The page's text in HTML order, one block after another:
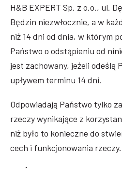
H&B EXPERT Sp. z o.o., ul.
Będzin niezwłocznie, a w
niż 14 dni od dnia, w którym
Państwo o odstąpieniu od
jest zachowany, jeżeli odeślą
upływem terminu 14 dni.
Odpowiadają Państwo tylko
rzeczy wynikające z
niż było to konieczne do
cech i funkcjonowania rzeczy.